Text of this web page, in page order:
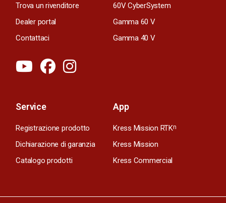
Trova un rivenditore
Dealer portal
Contattaci
60V CyberSystem
Gamma 60 V
Gamma 40 V
Service
Registrazione prodotto
Dichiarazione di garanzia
Catalogo prodotti
App
Kress Mission RTKn
Kress Mission
Kress Commercial